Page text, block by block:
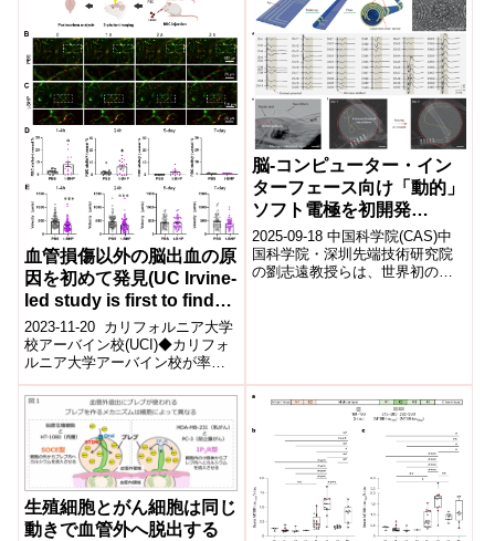
血管損傷以外の脳出血の原
因を初めて発見(UC Irvine-
led study is first to find
brain hemorrhage cause
other than injured blood
vessels)
2023-11-20 カリフォルニア大学
校アーバイン校(UCI)◆カリフォ
ルニア大学アーバイン校が率い
る画期的な研究により、脳出血
の新たな原因が明らかになり
ま...
脳-コンピューター・イン
ターフェース向け「動的」
ソフト電極を初開発
(Researchers Develop
First “Dynamic” Soft
Electrode for Brain-
2025-09-18 中国科学院(CAS)中
国科学院・深圳先端技術研究院
の劉志遠教授らは、世界初の
生殖細胞とがん細胞は同じ
動きで血管外へ脱出する